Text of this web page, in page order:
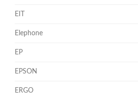
EIT
Elephone
EP
EPSON
ERGO